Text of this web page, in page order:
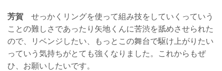
芳賀 せっかくリングを使って組み技をしていくっていう
ことの難しさであったり矢地くんに苦渋を舐めさせられた
ので、リベンジしたい、もっとこの舞台で駆け上がりたい
っていう気持ちがとても強くなりました。これからもぜ
ひ、お願いしたいです。